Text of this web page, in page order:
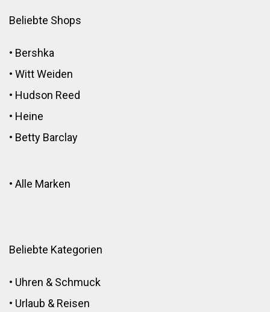
Beliebte Shops
• Bershka
• Witt Weiden
• Hudson Reed
• Heine
• Betty Barclay
• Alle Marken
Beliebte Kategorien
• Uhren & Schmuck
• Urlaub & Reisen